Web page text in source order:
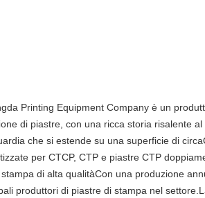
Printing Equipment Company è un
di piastre, con una ricca storia risalente
che si estende su una superficie di
per CTCP, CTP e piastre CTP
di alta qualitàCon una produzione
produttori di piastre di stampa nel